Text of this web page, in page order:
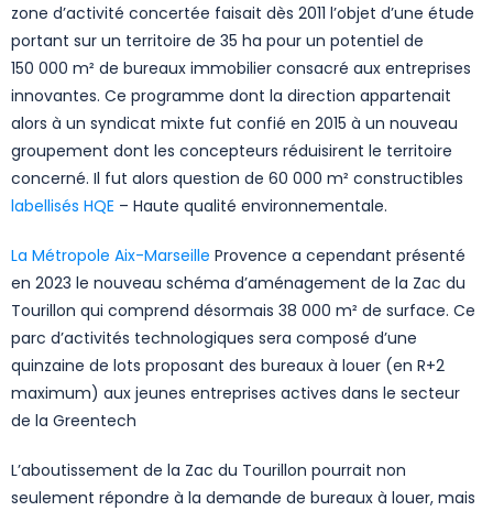
zone d’activité concertée faisait dès 2011 l’objet d’une étude
portant sur un territoire de 35 ha pour un potentiel de
150 000 m² de bureaux immobilier consacré aux entreprises
innovantes. Ce programme dont la direction appartenait
alors à un syndicat mixte fut confié en 2015 à un nouveau
groupement dont les concepteurs réduisirent le territoire
concerné. Il fut alors question de 60 000 m² constructibles
labellisés HQE – Haute qualité environnementale.
La Métropole Aix-Marseille Provence a cependant présenté
en 2023 le nouveau schéma d’aménagement de la Zac du
Tourillon qui comprend désormais 38 000 m² de surface. Ce
parc d’activités technologiques sera composé d’une
quinzaine de lots proposant des bureaux à louer (en R+2
maximum) aux jeunes entreprises actives dans le secteur
de la Greentech
L’aboutissement de la Zac du Tourillon pourrait non
seulement répondre à la demande de bureaux à louer, mais